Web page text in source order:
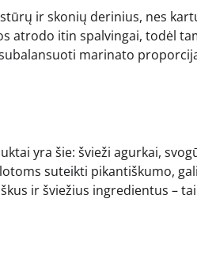
ir skonių derinius, nes
atrodo itin spalvingai, todėl
marinato
yra šie: švieži agurkai,
suteikti pikantiškumo,
ir šviežius ingredientus –